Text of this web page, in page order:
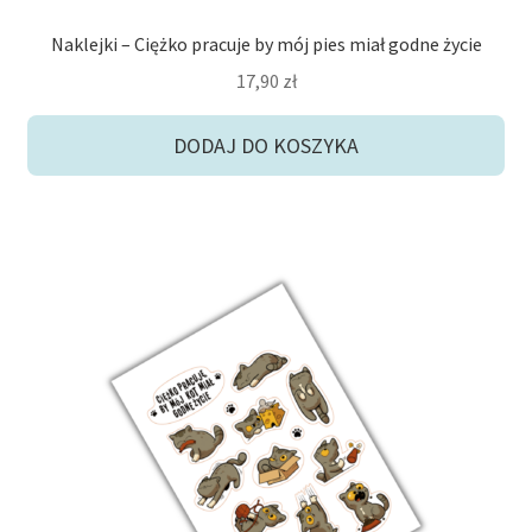
Naklejki – Ciężko pracuje by mój pies miał godne życie
17,90 zł
DODAJ DO KOSZYKA